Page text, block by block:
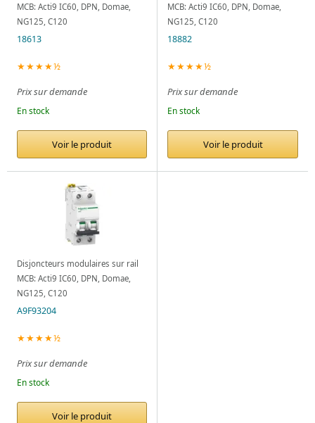
MCB: Acti9 IC60, DPN, Domae,
NG125, C120
18613
★★★★½
Prix sur demande
En stock
Voir le produit
MCB: Acti9 IC60, DPN, Domae,
NG125, C120
18882
★★★★½
Prix sur demande
En stock
Voir le produit
Disjoncteurs modulaires sur rail
MCB: Acti9 IC60, DPN, Domae,
NG125, C120
A9F93204
★★★★½
Prix sur demande
En stock
Voir le produit